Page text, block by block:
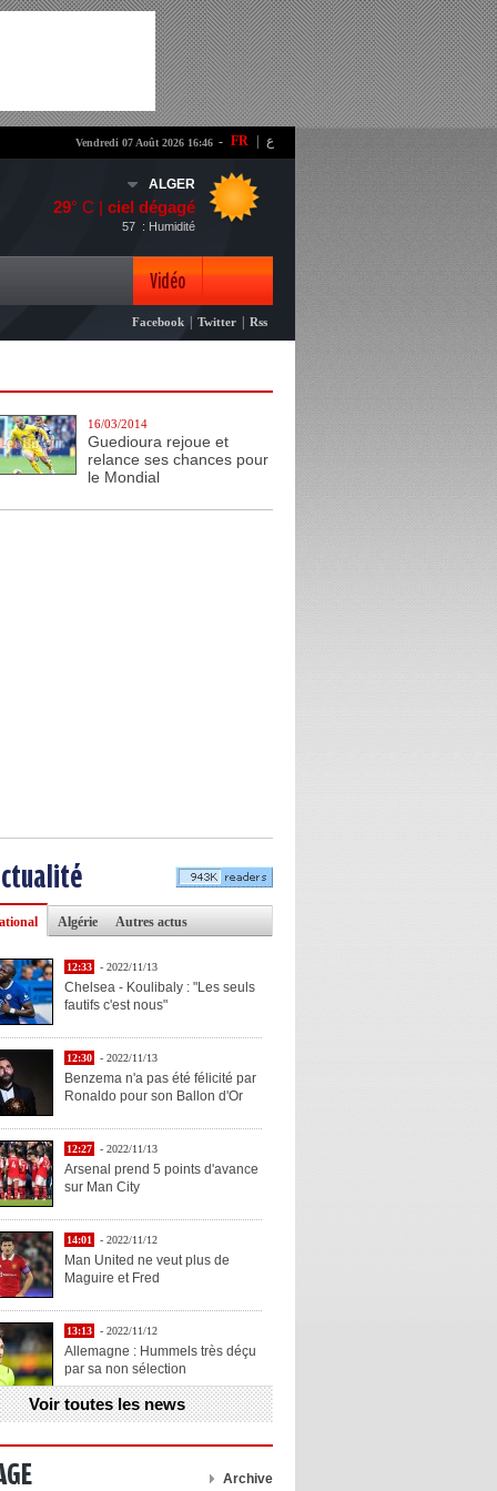
- FR ع Vendredi 07 Août 2026 16:46
ALGER
29° C | ciel dégagé
: Humidité
57
Vidéo
Photo
Facebook Twitter Rss
16/03/2014
Guedioura rejoue et
relance ses chances pour
le Mondial
Algérie Autres actus
12:33 - 2022/11/13
Chelsea - Koulibaly : "Les seuls
fautifs c'est nous"
12:30 - 2022/11/13
Benzema n'a pas été félicité par
Ronaldo pour son Ballon d'Or
12:27 - 2022/11/13
Arsenal prend 5 points d'avance
sur Man City
14:01 - 2022/11/12
Man United ne veut plus de
Maguire et Fred
13:13 - 2022/11/12
Allemagne : Hummels très déçu
par sa non sélection
13:11 - 2022/11/12
Henry explique la chose qu'il
Voir toutes les news
Archive